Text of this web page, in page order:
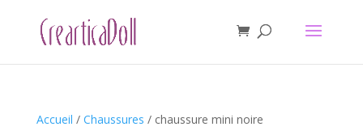
Accueil / Chaussures / chaussure mini noire